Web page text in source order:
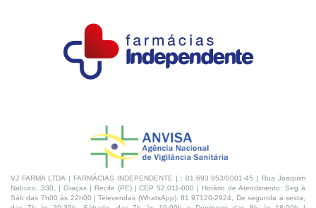
VJ FARMA LTDA | FARMÁCIAS INDEPENDENTE | : 01.693.953/0001-45 | Rua Joaquim
Nabuco, 330, | Graças | Recife (PE) | CEP 52.011-000 | Horário de Atendimento: Seg à
Sáb das 7h00 às 22h00 | Televendas (WhatsApp): 81 97120-2924, De segunda a sexta,